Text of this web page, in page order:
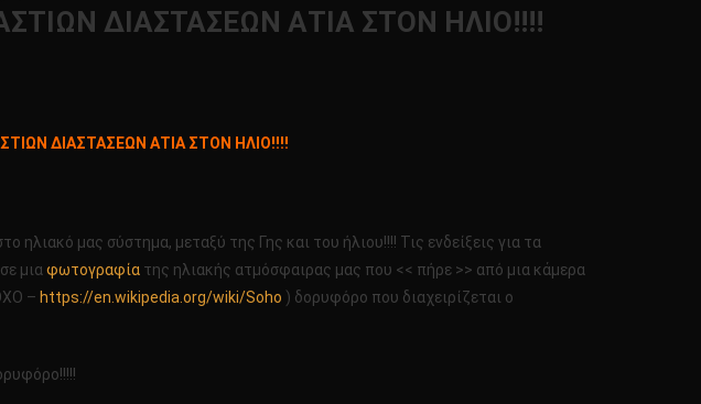
ΔΙΑΣΤΑΣΕΩΝ ΑΤΙΑ ΣΤΟΝ ΗΛΙΟ!!!!
ΔΙΑΣΤΑΣΕΩΝ ΑΤΙΑ ΣΤΟΝ ΗΛΙΟ!!!!
μας σύστημα, μεταξύ της Γης και του ήλιου!!!! Τις ενδείξεις για τα
μιαφωτογραφία της ηλιακής ατμόσφαιρας μας που << πήρε >> από μια κάμερα
– https://en.wikipedia.org/wiki/Soho ) δορυφόρο που διαχειρίζεται ο